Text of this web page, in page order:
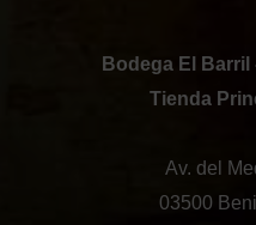
Bodega El
Tienda
Av. del
03500